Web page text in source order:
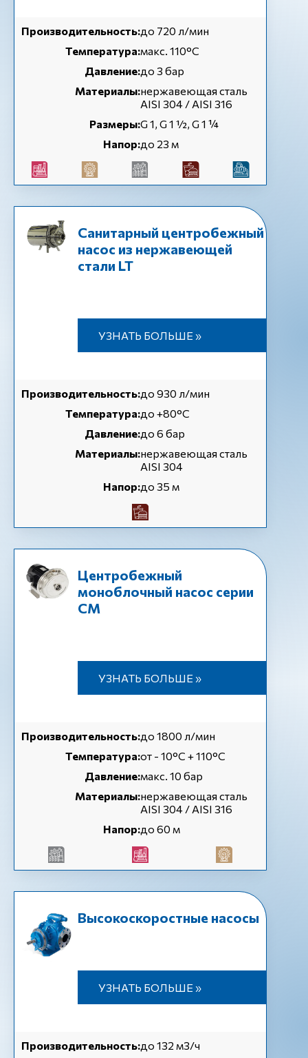
Производительность:до 720 л/мин
Температура:макс. 110°C
Давление:до 3 бар
Материалы:нержавеющая сталь
AISI 304 / AISI 316
Размеры:G 1, G 1 ½, G 1 ¼
Напор:до 23 м
Санитарный центробежный
насос из нержавеющей
стали LT
УЗНАТЬ БОЛЬШЕ »
Производительность:до 930 л/мин
Температура:до +80°C
Давление:до 6 бар
Материалы:нержавеющая сталь
AISI 304
Напор:до 35 м
Центробежный
моноблочный насос серии
СМ
УЗНАТЬ БОЛЬШЕ »
Производительность:до 1800 л/мин
Температура:от - 10°C + 110°C
Давление:макс. 10 бар
Материалы:нержавеющая сталь
AISI 304 / AISI 316
Напор:до 60 м
Высокоскоростные насосы
УЗНАТЬ БОЛЬШЕ »
Производительность:до 132 м3/ч